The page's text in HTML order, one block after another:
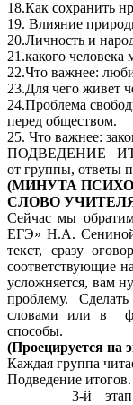
18.Как сохранить
19. Влияние
20.Личность и
21.какого
22.Что важнее:
23.Для чего живет
24.Проблема
перед обществом.
25. Что важнее:
ПОДВЕДЕНИЕ
от группы, ответы
(МИНУТА
СЛОВО
Сейчас мы
ЕГЭ» Н.А.
текст, сразу
соответствующие
усложняется, вам
проблему.
словами или в
способы.
(Проецируется на
Каждая группа
Подведение итогов.
3-й